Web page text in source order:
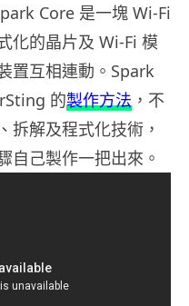
Core 是一塊 Wi-Fi
化的晶片及 Wi-Fi 模
置互相連動。Spark
的製作方法 ，不
拆解及程式化技術，
自己製作一把出來。